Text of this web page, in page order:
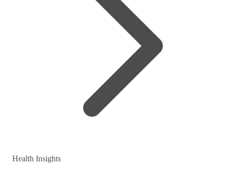
Health Insights